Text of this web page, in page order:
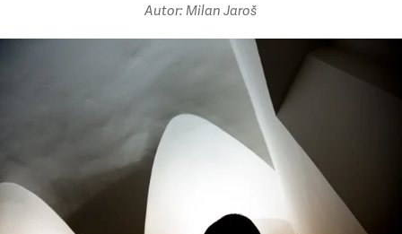
Autor: Milan Jaroš